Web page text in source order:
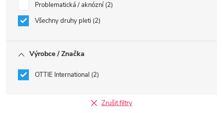
Problematická / aknózní 2
Všechny druhy pleti 2
Výrobce / Značka
OTTIE International 2
Zrušit filtry